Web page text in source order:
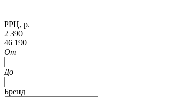
РРЦ, р.
2 390
46 190
От
До
Бренд